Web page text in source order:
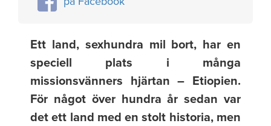
Ett land, sexhundra mil bort, har en
speciell plats i många
missionsvänners hjärtan – Etiopien.
För något över hundra år sedan var
det ett land med en stolt historia, men